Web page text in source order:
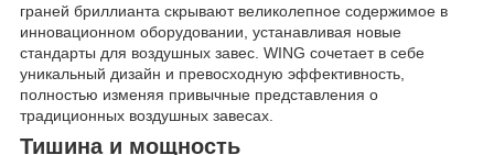
граней бриллианта скрывают великолепное содержимое в
инновационном оборудовании, устанавливая новые
стандарты для воздушных завес. WING сочетает в себе
уникальный дизайн и превосходную эффективность,
полностью изменяя привычные представления о
традиционных воздушных завесах.
Тишина и мощность